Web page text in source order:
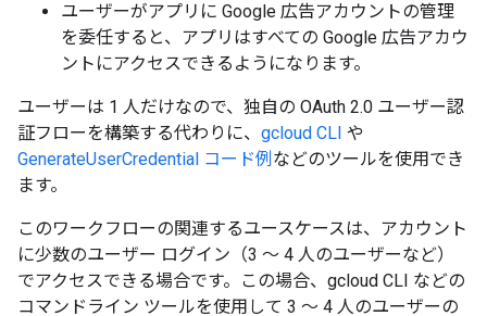
ユーザーがアプリに Google 広告アカウントの管理
を委任すると、アプリはすべての Google 広告アカウ
ントにアクセスできるようになります。
ユーザーは 1 人だけなので、独自の OAuth 2.0 ユーザー認
証フローを構築する代わりに、 gcloud CLI や
GenerateUserCredential コード例 などのツールを使用でき
ます。
このワークフローの関連するユースケースは、アカウント
に少数のユーザー ログイン（3 ～ 4 人のユーザーなど）
でアクセスできる場合です。この場合、gcloud CLI などの
コマンドライン ツールを使用して 3 ～ 4 人のユーザーの